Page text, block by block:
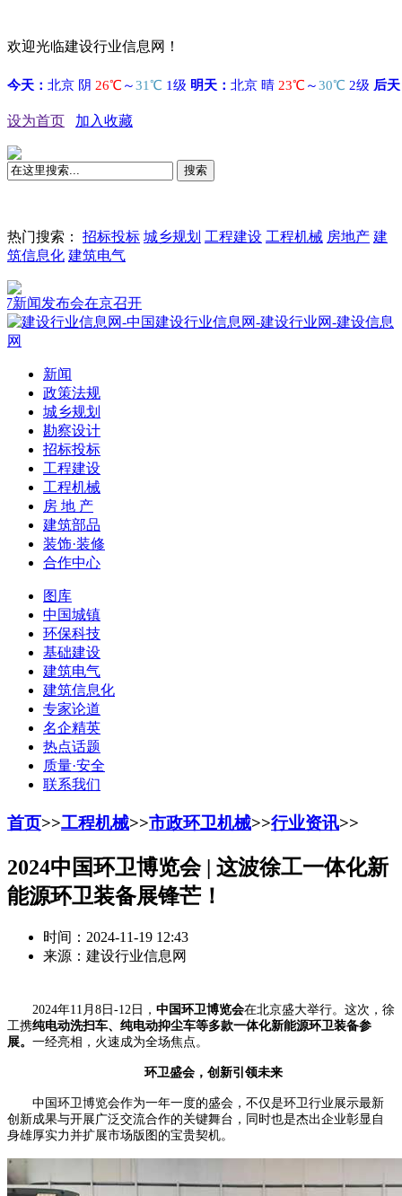
欢迎光临建设行业信息网！
设为首页 加入收藏
搜索
热门搜索： 招标投标 城乡规划 工程建设 工程机械 房地产 建
筑信息化 建筑电气
会在京召开
新闻
政策法规
城乡规划
勘察设计
招标投标
工程建设
工程机械
房 地 产
建筑部品
装饰·装修
合作中心
图库
中国城镇
环保科技
基础建设
建筑电气
建筑信息化
专家论道
名企精英
热点话题
质量·安全
联系我们
首页>>工程机械>>市政环卫机械>>行业资讯>>
2024中国环卫博览会 | 这波徐工一体化新
能源环卫装备展锋芒！
时间：2024-11-19 12:43
来源：建设行业信息网
2024年11月8日-12日， 中国环卫博览会在北京盛大举行。这次，徐
工携纯电动洗扫车、纯电动抑尘车等多款一体化新能源环卫装备参
展。 一经亮相，火速成为全场焦点。
环卫盛会，创新引领未来
中国环卫博览会作为一年一度的盛会，不仅是环卫行业展示最新
创新成果与开展广泛交流合作的关键舞台，同时也是杰出企业彰显自
身雄厚实力并扩展市场版图的宝贵契机。